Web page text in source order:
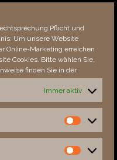
Pflicht und
Um unsere Website
Online-Marketing erreichen
Cookies. Bitte wählen Sie,
finden Sie in der
Immer aktiv
Statistiken
Marketing
33019